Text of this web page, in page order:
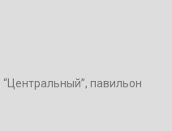
павильон